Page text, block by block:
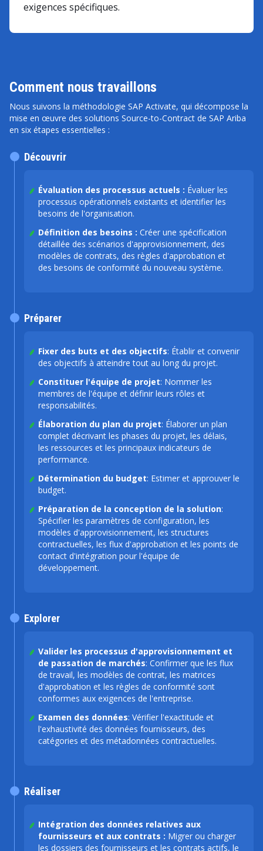
exigences spécifiques.
Comment nous travaillons
Nous suivons la méthodologie SAP Activate, qui décompose la
mise en œuvre des solutions Source-to-Contract de SAP Ariba
en six étapes essentielles :
Évaluation des processus actuels : Évaluer les
processus opérationnels existants et identifier les
besoins de l'organisation.
Définition des besoins : Créer une spécification
détaillée des scénarios d'approvisionnement, des
modèles de contrats, des règles d'approbation et
des besoins de conformité du nouveau système.
Découvrir
Fixer des buts et des objectifs: Établir et convenir
des objectifs à atteindre tout au long du projet.
Constituer l'équipe de projet: Nommer les
membres de l'équipe et définir leurs rôles et
responsabilités.
Élaboration du plan du projet: Élaborer un plan
complet décrivant les phases du projet, les délais,
les ressources et les principaux indicateurs de
performance.
Détermination du budget: Estimer et approuver le
budget.
Préparation de la conception de la solution:
Spécifier les paramètres de configuration, les
modèles d'approvisionnement, les structures
contractuelles, les flux d'approbation et les points de
contact d'intégration pour l'équipe de
développement.
Préparer
Valider les processus d'approvisionnement et
de passation de marchés: Confirmer que les flux
de travail, les modèles de contrat, les matrices
d'approbation et les règles de conformité sont
conformes aux exigences de l'entreprise.
Examen des données: Vérifier l'exactitude et
l'exhaustivité des données fournisseurs, des
catégories et des métadonnées contractuelles.
Explorer
Intégration des données relatives aux
fournisseurs et aux contrats : Migrer ou charger
les dossiers des fournisseurs et les contrats actifs, le
Réaliser